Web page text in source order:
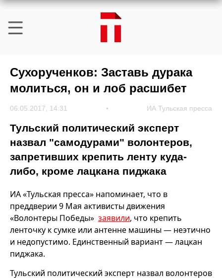
Сухорученков: Заставь дурака
молиться, он и лоб расшибет
06.05.2017, 14:31 ИА Тульская пресса
Тульский политический эксперт
назвал "самодурами" волонтеров,
запретивших крепить ленту куда-
либо, кроме лацкана пиджака
ИА «Тульская пресса» напоминает, что в
преддверии 9 Мая активисты движения
«Волонтеры Победы» заявили, что крепить
ленточку к сумке или антенне машины — неэтично
и недопустимо. Единственный вариант — лацкан
пиджака.
Тульский политический эксперт назвал волонтеров